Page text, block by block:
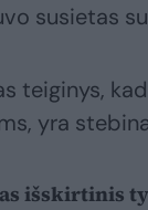
susietas
teiginys,
yra
išskirtinis